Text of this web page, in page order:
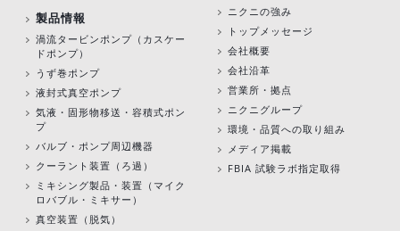
製品情報
渦流タービンポンプ （カスケー
ドポンプ）
うず巻ポンプ
液封式真空ポンプ
気液・固形物移送・容積式ポン
プ
バルブ・ポンプ周辺機器
クーラント装置（ろ過）
ミキシング製品・装置（マイク
ロバブル・ミキサー）
真空装置（脱気）
ニクニの強み
トップメッセージ
会社概要
会社沿革
営業所・拠点
ニクニグループ
環境・品質への取り組み
メディア掲載
FBIA 試験ラボ指定取得